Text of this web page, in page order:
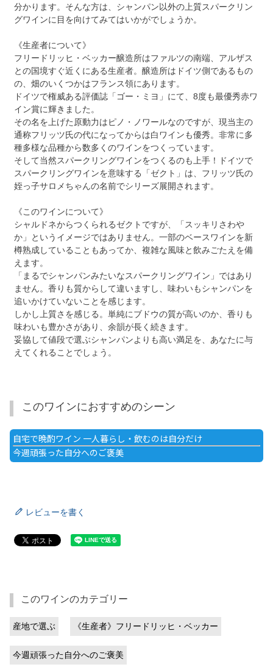
分かります。そんな方は、シャンパン以外の上質スパークリン
グワインに目を向けてみてはいかがでしょうか。
《生産者について》
フリードリッヒ・ベッカー醸造所はファルツの南端、アルザス
との国境すぐ近くにある生産者。醸造所はドイツ側であるもの
の、畑のいくつかはフランス領にあります。
ドイツで権威ある評価誌「ゴー・ミヨ」にて、8度も最優秀赤ワ
イン賞に輝きました。
その名を上げた原動力はピノ・ノワールなのですが、現当主の
通称フリッツ氏の代になってからは白ワインも優秀。非常に多
種多様な品種から数多くのワインをつくっています。
そして当然スパークリングワインをつくるのも上手！ドイツで
スパークリングワインを意味する「ゼクト」は、フリッツ氏の
姪っ子サロメちゃんの名前でシリーズ展開されます。
《このワインについて》
シャルドネからつくられるゼクトですが、「スッキリさわや
か」というイメージではありません。一部のベースワインを新
樽熟成していることもあってか、複雑な風味と飲みごたえを備
えます。
「まるでシャンパンみたいなスパークリングワイン」ではあり
ません。香りも質からして違いますし、味わいもシャンパンを
追いかけていないことを感じます。
しかし上質さを感じる。単純にブドウの質が高いのか、香りも
味わいも豊かさがあり、余韻が長く続きます。
妥協して値段で選ぶシャンパンよりも高い満足を、あなたに与
えてくれることでしょう。
このワインにおすすめのシーン
自宅で晩酌ワイン 一人暮らし・飲むのは自分だけ
今週頑張った自分へのご褒美
レビューを書く
このワインのカテゴリー
産地で選ぶ 《生産者》フリードリッヒ・ベッカー
今週頑張った自分へのご褒美